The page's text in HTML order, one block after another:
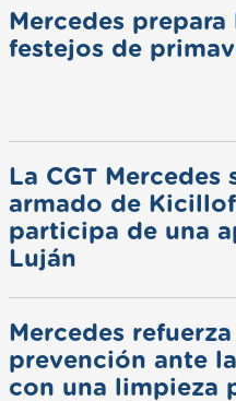
Mercedes prepara
festejos de
La CGT Mercedes
armado de
participa de una
Luján
Mercedes
prevención ante
con una limpieza